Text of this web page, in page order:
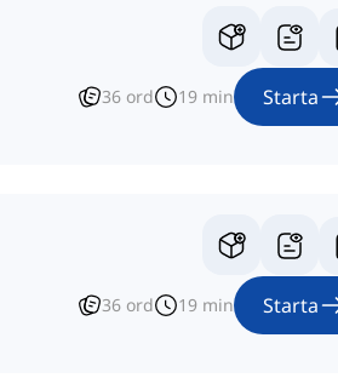
36 ord 19 min Starta
36 ord 19 min Starta